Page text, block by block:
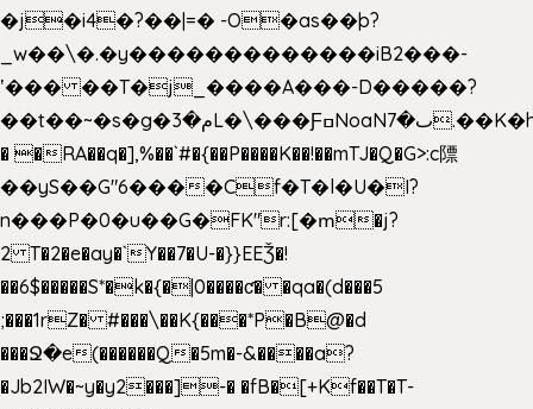
�j�i4�?��|=� -O�as��þ?
_w��\�.�y�������������iB2���-
ʽ��� ��T�j_����A���-D�����?
��t��~�s�g�م�3L�\���ƑߛNoaNٮ�7.��K�h8K�Ύ���haB��#��>�b�#�f�<��
� �RA��q�],%��`#�{��P����K��!��mTJ�Q�G>:c䧣
��yS��G"6����Cf�T�l�U�I?
n���P�0�u��G�FK"r:[�ՠ�j?
2 T�2�e�ay�`Y��7�U-�}}EEǮ�!
��6$�����S*�k�{�|0����ƈ� �qa�(d���5
;���1rZ� #���\��K{���*P�B@�d
���Ջ�e(������Q�5m�-&����a?
�Jb2IW�~y�y2���]-� �fB�[+Kf��T�T-